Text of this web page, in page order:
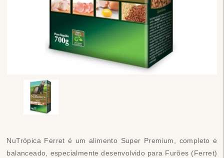
NuTrópica Ferret é um alimento Super Premium, completo e
balanceado, especialmente desenvolvido para Furões (Ferret)